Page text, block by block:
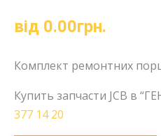
від 0.00грн.
Комплект ремонтних
Купить запчасти JCB в
377 14 20